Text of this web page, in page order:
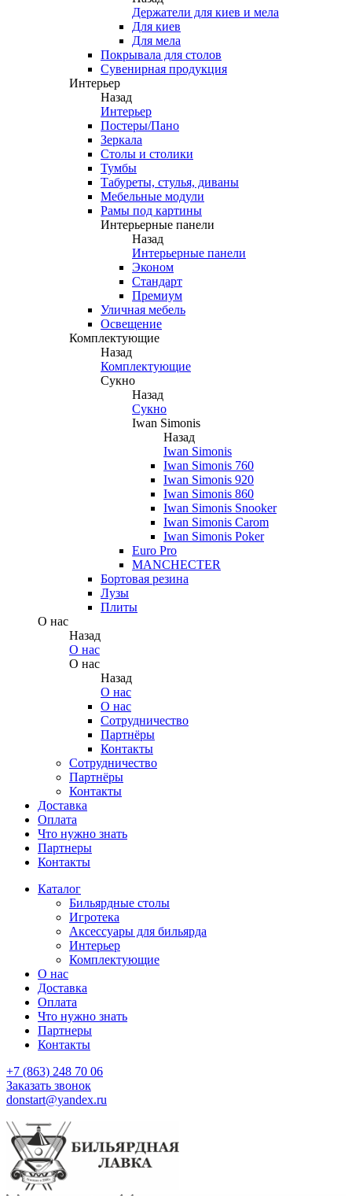
Держатели для киев и мела
Для киев
Для мела
Покрывала для столов
Сувенирная продукция
Интерьер
Назад
Интерьер
Постеры/Пано
Зеркала
Столы и столики
Тумбы
Табуреты, стулья, диваны
Мебельные модули
Рамы под картины
Интерьерные панели
Назад
Интерьерные панели
Эконом
Стандарт
Премиум
Уличная мебель
Освещение
Комплектующие
Назад
Комплектующие
Сукно
Назад
Сукно
Iwan Simonis
Назад
Iwan Simonis
Iwan Simonis 760
Iwan Simonis 920
Iwan Simonis 860
Iwan Simonis Snooker
Iwan Simonis Carom
Iwan Simonis Poker
Euro Pro
MANCHECTER
Бортовая резина
Лузы
Плиты
О нас
Назад
О нас
О нас
Назад
О нас
О нас
Сотрудничество
Партнёры
Контакты
Сотрудничество
Партнёры
Контакты
Доставка
Оплата
Что нужно знать
Партнеры
Контакты
Каталог
Бильярдные столы
Игротека
Аксессуары для бильярда
Интерьер
Комплектующие
О нас
Доставка
Оплата
Что нужно знать
Партнеры
Контакты
+7 (863) 248 70 06
Заказать звонок
donstart@yandex.ru